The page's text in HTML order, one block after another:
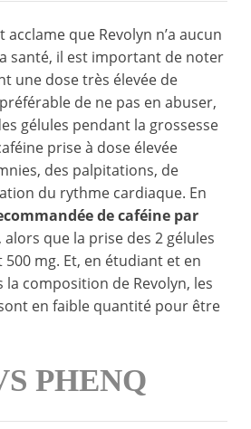
que Revolyn n’a aucun
santé, il est important de noter
une dose très élevée de
de ne pas en abuser,
gélules pendant la grossesse
prise à dose élevée
des palpitations, de
du rythme cardiaque. En
de caféine par
, alors que la prise des 2 gélules
mg. Et, en étudiant et en
composition de Revolyn, les
en faible quantité pour être
PHENQ